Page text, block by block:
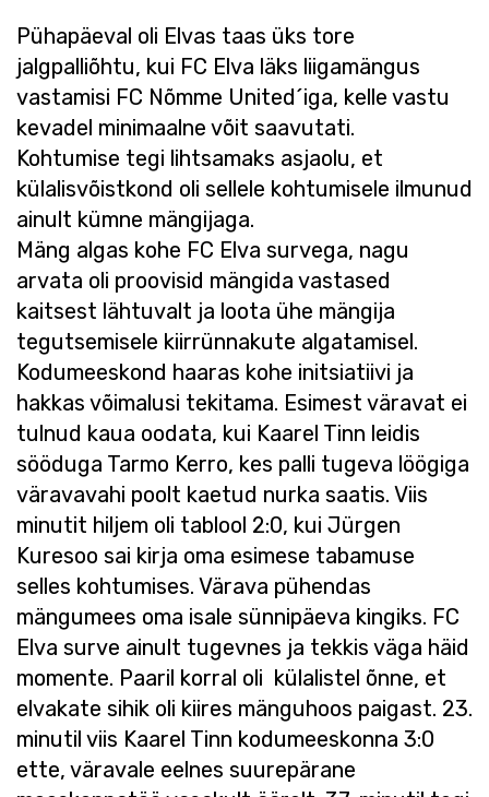
Pühapäeval oli Elvas taas üks tore
jalgpalliõhtu, kui FC Elva läks liigamängus
vastamisi FC Nõmme United´iga, kelle vastu
kevadel minimaalne võit saavutati.
Kohtumise tegi lihtsamaks asjaolu, et
külalisvõistkond oli sellele kohtumisele ilmunud
ainult kümne mängijaga.
Mäng algas kohe FC Elva survega, nagu
arvata oli proovisid mängida vastased
kaitsest lähtuvalt ja loota ühe mängija
tegutsemisele kiirrünnakute algatamisel.
Kodumeeskond haaras kohe initsiatiivi ja
hakkas võimalusi tekitama. Esimest väravat ei
tulnud kaua oodata, kui Kaarel Tinn leidis
sööduga Tarmo Kerro, kes palli tugeva löögiga
väravavahi poolt kaetud nurka saatis. Viis
minutit hiljem oli tablool 2:0, kui Jürgen
Kuresoo sai kirja oma esimese tabamuse
selles kohtumises. Värava pühendas
mängumees oma isale sünnipäeva kingiks. FC
Elva surve ainult tugevnes ja tekkis väga häid
momente. Paaril korral oli külalistel õnne, et
elvakate sihik oli kiires mänguhoos paigast. 23.
minutil viis Kaarel Tinn kodumeeskonna 3:0
ette, väravale eelnes suurepärane